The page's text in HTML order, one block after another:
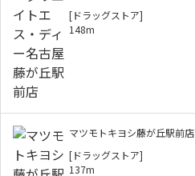
[ドラッグストア]
148m
マツモトキヨシ藤が丘駅前店
[ドラッグストア]
137m